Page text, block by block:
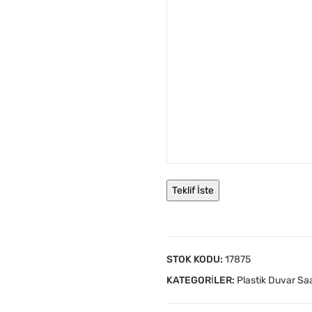
STOK KODU: 17875
KATEGORILER: Plastik Duvar